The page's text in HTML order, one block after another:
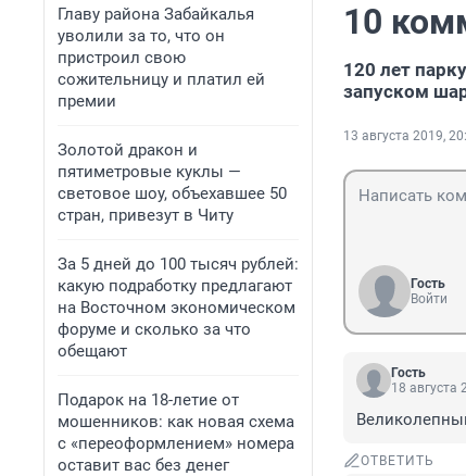
Главу района Забайкалья
уволили за то, что он
пристроил свою
сожительницу и платил ей
премии
Золотой дракон и
пятиметровые куклы —
световое шоу, объехавшее 50
стран, привезут в Читу
За 5 дней до 100 тысяч рублей:
какую подработку предлагают
на Восточном экономическом
форуме и сколько за что
обещают
Подарок на 18-летие от
мошенников: как новая схема
с «переоформлением» номера
оставит вас без денег
10
120 лет
запуском
13 августа 2019,
Гость
Войти
Гость
18 августа
ОТВЕТИТЬ